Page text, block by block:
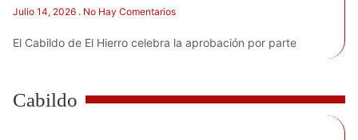
Julio 14, 2026 No Hay Comentarios
El Cabildo de El Hierro celebra la aprobación por parte
Cabildo